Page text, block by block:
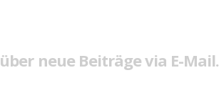
neue Beiträge via E-Mail.